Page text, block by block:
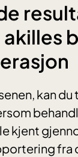
kan
kjent
fra